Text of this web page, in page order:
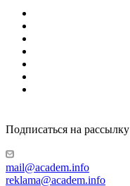
Подписаться на рассылку
mail@academ.info
reklama@academ.info